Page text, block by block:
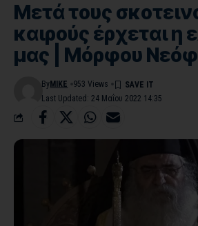
Μετά τους
καιρούς έρχεται η
μας | Μόρφου
Last Updated: 24 Μαΐου 2022 14:35
By MIKE 953 Views